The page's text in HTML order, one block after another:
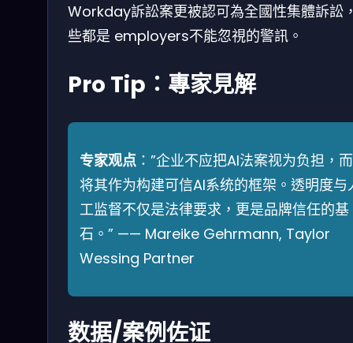
Workday訴訟案更被認可為全國性集體訴訟
些都是 employers不能忽視的警訊。
Pro Tip：專家見解
专家观点 ：”企业不应把AI法案视为负担，
将其作为构建可信AI系统的框架。透明度与
工监督不仅是法律要求，更是品牌信任的基
石。” —— Mareike Gehrmann, Taylor
Wessing Partner
数据/案例佐证